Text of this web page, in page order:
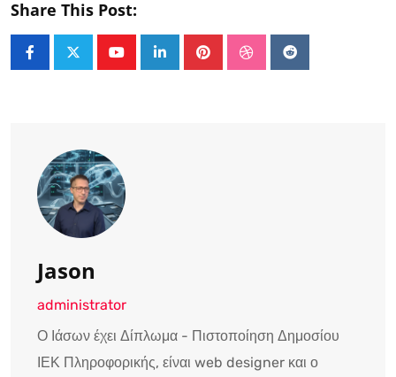
Share This Post:
LinkedInPinterestStumbleUpon
Reddit
Jason
administrator
Ο Ιάσων έχει Δίπλωμα - Πιστοποίηση Δημοσίου
ΙΕΚ Πληροφορικής, είναι web designer και ο